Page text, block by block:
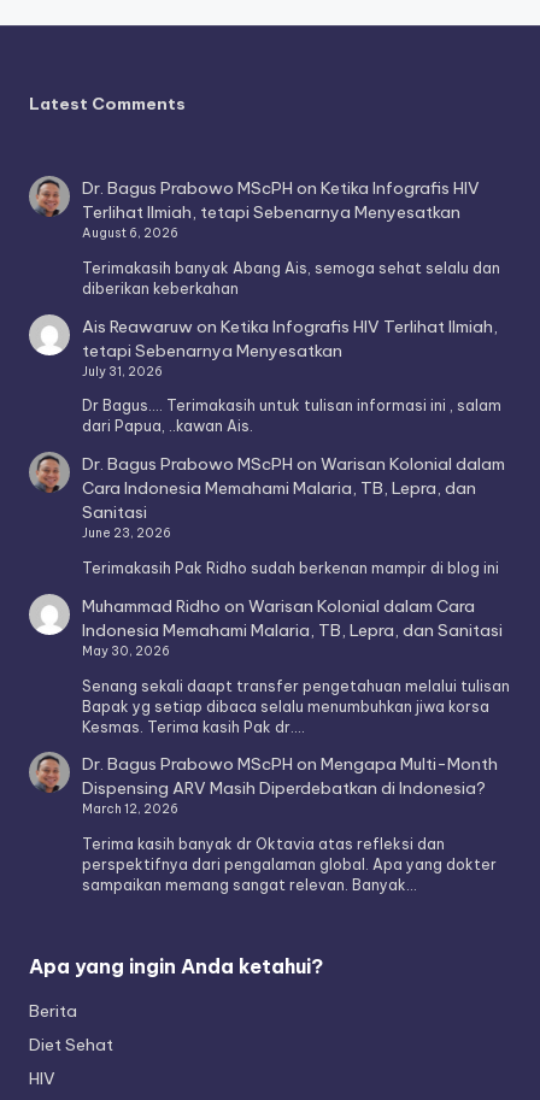
Latest Comments
Dr. Bagus Prabowo MScPH onKetika Infografis HIV
Terlihat Ilmiah, tetapi Sebenarnya Menyesatkan
August 6, 2026
Terimakasih banyak Abang Ais, semoga sehat selalu dan
diberikan keberkahan
Ais ReawaruwonKetika Infografis HIV Terlihat Ilmiah,
tetapi Sebenarnya Menyesatkan
July 31, 2026
Dr Bagus.... Terimakasih untuk tulisan informasi ini , salam
dari Papua, ..kawan Ais.
Dr. Bagus Prabowo MScPH onWarisan Kolonial dalam
Cara Indonesia Memahami Malaria, TB, Lepra, dan
Sanitasi
June 23, 2026
Terimakasih Pak Ridho sudah berkenan mampir di blog ini
Muhammad Ridho onWarisan Kolonial dalam Cara
Indonesia Memahami Malaria, TB, Lepra, dan Sanitasi
May 30, 2026
Senang sekali daapt transfer pengetahuan melalui tulisan
Bapak yg setiap dibaca selalu menumbuhkan jiwa korsa
Kesmas. Terima kasih Pak dr.…
Dr. Bagus Prabowo MScPH onMengapa Multi-Month
Dispensing ARV Masih Diperdebatkan di Indonesia?
March 12, 2026
Terima kasih banyak dr Oktavia atas refleksi dan
perspektifnya dari pengalaman global. Apa yang dokter
sampaikan memang sangat relevan. Banyak…
Apa yang ingin Anda ketahui?
Berita
Diet Sehat
HIV